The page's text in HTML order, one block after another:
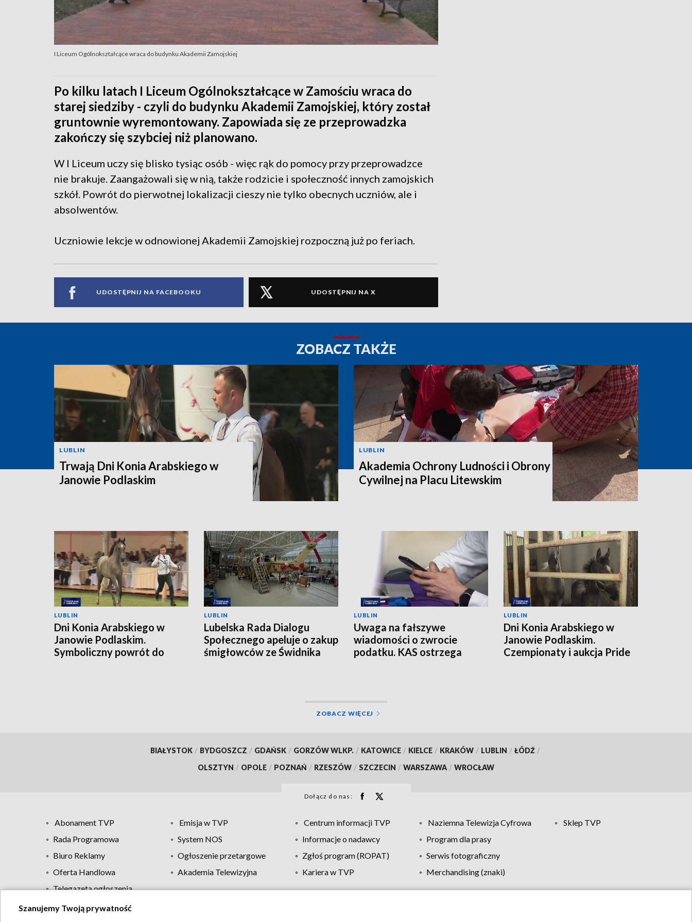
I Liceum Ogólnokształcące wraca do budynku Akademii Zamojskiej
Po kilku latach I Liceum Ogólnokształcące w Zamościu wraca do
starej siedziby - czyli do budynku Akademii Zamojskiej, który został
gruntownie wyremontowany. Zapowiada się ze przeprowadzka
zakończy się szybciej niż planowano.
W I Liceum uczy się blisko tysiąc osób - więc rąk do pomocy przy przeprowadzce
nie brakuje. Zaangażowali się w nią, także rodzicie i społeczność innych zamojskich
szkół. Powrót do pierwotnej lokalizacji cieszy nie tylko obecnych uczniów, ale i
absolwentów.
Uczniowie lekcje w odnowionej Akademii Zamojskiej rozpoczną już po feriach.
UDOSTĘPNIJ NA FACEBOOKU UDOSTĘPNIJ NA X
ZOBACZ TAKŻE
LUBLIN
Trwają Dni Konia Arabskiego w
Janowie Podlaskim
LUBLIN
Akademia Ochrony Ludności i Obrony
Cywilnej na Placu Litewskim
LUBLIN
Dni Konia Arabskiego w
Janowie Podlaskim.
Symboliczny powrót do
LUBLIN
Lubelska Rada Dialogu
Społecznego apeluje o zakup
śmigłowców ze Świdnika
LUBLIN
Uwaga na fałszywe
wiadomości o zwrocie
podatku. KAS ostrzega
LUBLIN
Dni Konia Arabskiego w
Janowie Podlaskim.
Czempionaty i aukcja Pride
ZOBACZ WIĘCEJ
BIAŁYSTOK / BYDGOSZCZ / GDAŃSK / GORZÓW WLKP. / KATOWICE / KIELCE / KRAKÓW / LUBLIN / ŁÓDŹ /
OLSZTYN / OPOLE / POZNAŃ / RZESZÓW / SZCZECIN / WARSZAWA / WROCŁAW
Dołącz do nas:
Abonament TVP Emisja w TVP Centrum informacji TVP Naziemna Telewizja Cyfrowa
Sklep TVP
Rada Programowa
System NOS Informacje o nadawcy
Program dla prasy
Biuro Reklamy
Ogłoszenie przetargowe Zgłoś program (ROPAT)
Serwis fotograficzny
Oferta Handlowa
Akademia Telewizyjna Kariera w TVP
Merchandising (znaki)
Telegazeta ogłoszenia
Szanujemy Twoją prywatność